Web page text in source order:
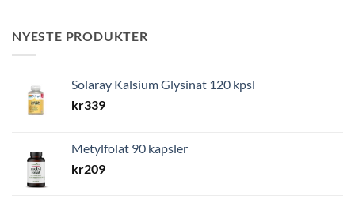
NYESTE PRODUKTER
Solaray Kalsium Glysinat 120 kpsl
kr339
Metylfolat 90 kapsler
kr209